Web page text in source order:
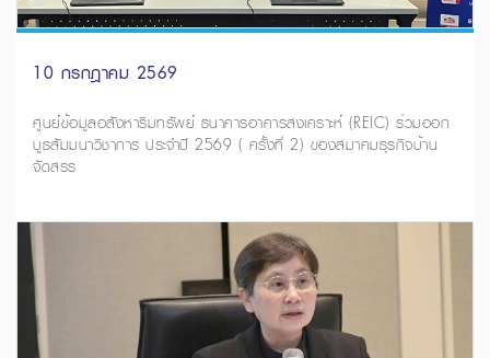
10 กรกฎาคม 2569
ศูนย์ข้อมูลอสังหาริมทรัพย์ ธนาคารอาคารสงเคราะห์ (REIC) ร่วมออก
บูธสัมมนาวิชาการ ประจำปี 2569 ( ครั้งที่ 2) ของสมาคมธุรกิจบ้าน
จัดสรร